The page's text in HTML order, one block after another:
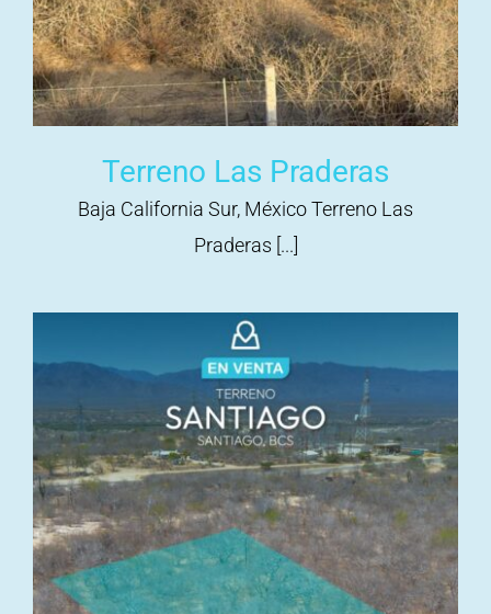
Terreno Las Praderas
Baja California Sur, México Terreno Las
Praderas [...]